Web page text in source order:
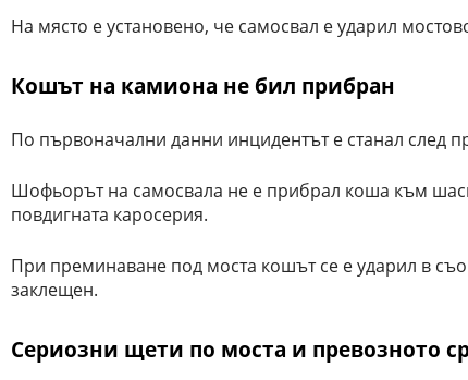
На място е установено, че самосвал е ударил
Кошът на камиона не бил прибран
По първоначални данни инцидентът е станал след
Шофьорът на самосвала не е прибрал коша към
повдигната каросерия.
При преминаване под моста кошът се е ударил в
заклещен.
Сериозни щети по моста и превозното